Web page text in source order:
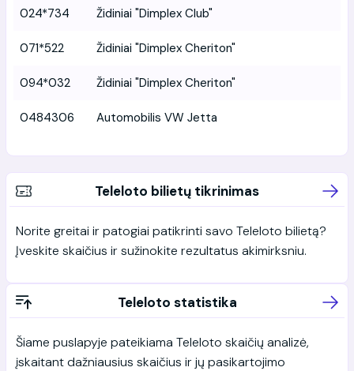
024*734 Židiniai "Dimplex Club"
071*522 Židiniai "Dimplex Cheriton"
094*032 Židiniai "Dimplex Cheriton"
0484306 Automobilis VW Jetta
Teleloto bilietų tikrinimas
Norite greitai ir patogiai patikrinti savo Teleloto bilietą?
Įveskite skaičius ir sužinokite rezultatus akimirksniu.
Teleloto statistika
Šiame puslapyje pateikiama Teleloto skaičių analizė,
įskaitant dažniausius skaičius ir jų pasikartojimo